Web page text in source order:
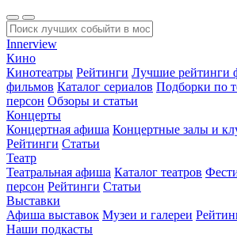
Innerview
Кино
Кинотеатры Рейтинги Лучшие рейтинги
фильмов Каталог сериалов Подборки по
персон Обзоры и статьи
Концерты
Концертная афиша Концертные залы и
Рейтинги Статьи
Театр
Театральная афиша Каталог театров
персон Рейтинги Статьи
Выставки
Афиша выставок Музеи и галереи
Наши подкасты